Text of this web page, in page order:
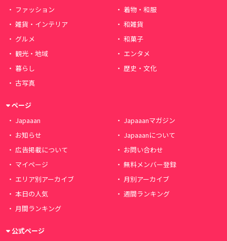
ファッション
着物・和服
雑貨・インテリア
和雑貨
グルメ
和菓子
観光・地域
エンタメ
暮らし
歴史・文化
古写真
ページ
Japaaan
Japaaanマガジン
お知らせ
Japaaanについて
広告掲載について
お問い合わせ
マイページ
無料メンバー登録
エリア別アーカイブ
月別アーカイブ
本日の人気
週間ランキング
月間ランキング
公式ページ